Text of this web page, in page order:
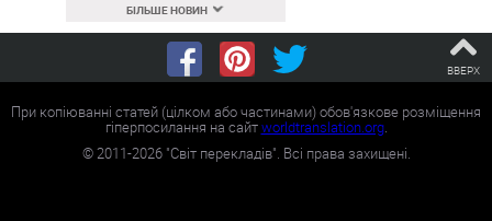
БІЛЬШЕ НОВИН
ВВЕРХ
При копіюванні статей (цілком або частинами) обов'язкове розміщення
гіперпосилання на сайтworldtranslation.org.
©2011-2026"Світ перекладів". Всі права захищені.